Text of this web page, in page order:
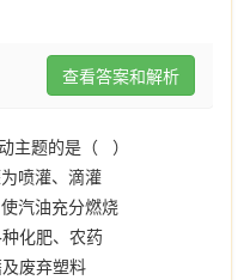
查看答案和解析
主题的是（ ）
喷灌、滴灌
汽油充分燃烧
化肥、农药
废弃塑料